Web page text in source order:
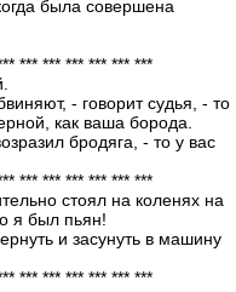
была совершена
*** *** *** *** *** ***
- говорит судья, - то
как ваша борода.
бродяга, - то у вас
*** *** *** *** *** ***
стоял на коленях на
я был пьян!
и засунуть в машину
*** *** *** *** *** ***